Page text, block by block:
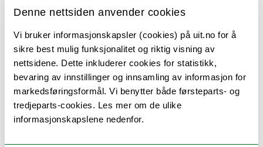
Denne nettsiden anvender cookies
Vi bruker informasjonskapsler (cookies) på uit.no for å
sikre best mulig funksjonalitet og riktig visning av
nettsidene. Dette inkluderer cookies for statistikk,
bevaring av innstillinger og innsamling av informasjon for
markedsføringsformål. Vi benytter både førsteparts- og
tredjeparts-cookies. Les mer om de ulike
informasjonskapslene nedenfor.
Mindre vakuumkammer for diverse forsøk
Temperaturkammer
Spektrumanalysator
Nettverksanalysator
Diverse måleutstyr ++